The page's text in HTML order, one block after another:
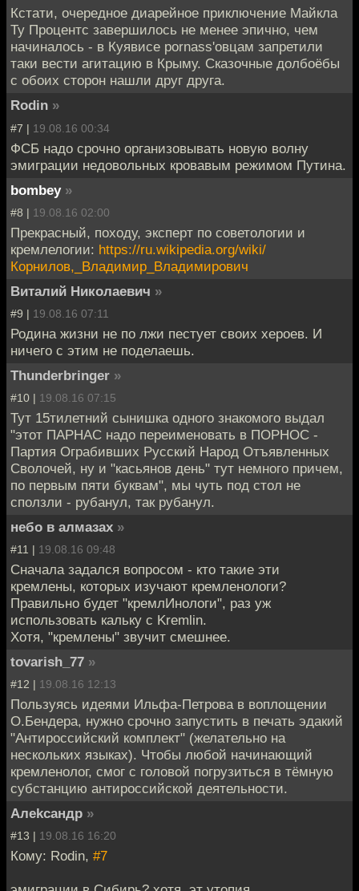
Кстати, очередное диарейное приключение Майкла
Ту Процентс завершилось не менее эпично, чем
начиналось - в Куявисе pornass'овцам запретили
таки вести агитацию в Крыму. Сказочные долбоёбы
с обоих сторон нашли друг друга.
Rodin »
#7 | 19.08.16 00:34
ФСБ надо срочно организовывать новую волну
эмиграции недовольных кровавым режимом Путина.
bombey »
#8 | 19.08.16 02:00
Прекрасный, походу, эксперт по советологии и
кремлелогии: https://ru.wikipedia.org/wiki/
Корнилов,_Владимир_Владимирович
Виталий Николаевич »
#9 | 19.08.16 07:11
Родина жизни не по лжи пестует своих хероев. И
ничего с этим не поделаешь.
Thunderbringer »
#10 | 19.08.16 07:15
Тут 15тилетний сынишка одного знакомого выдал
"этот ПАРНАС надо переименовать в ПОРНОС -
Партия Ограбивших Русский Народ Отъявленных
Сволочей, ну и "касьянов день" тут немного причем,
по первым пяти буквам", мы чуть под стол не
сползли - рубанул, так рубанул.
небо в алмазах »
#11 | 19.08.16 09:48
Сначала задался вопросом - кто такие эти
кремлены, которых изучают кремленологи?
Правильно будет "кремлИнологи", раз уж
использовать кальку с Kremlin.
Хотя, "кремлены" звучит смешнее.
tovarish_77 »
#12 | 19.08.16 12:13
Пользуясь идеями Ильфа-Петрова в воплощении
О.Бендера, нужно срочно запустить в печать эдакий
"Антироссийский комплект" (желательно на
нескольких языках). Чтобы любой начинающий
кремленолог, смог с головой погрузиться в тёмную
субстанцию антироссийской деятельности.
Алеkсандр »
#13 | 19.08.16 16:20
Кому: Rodin, #7